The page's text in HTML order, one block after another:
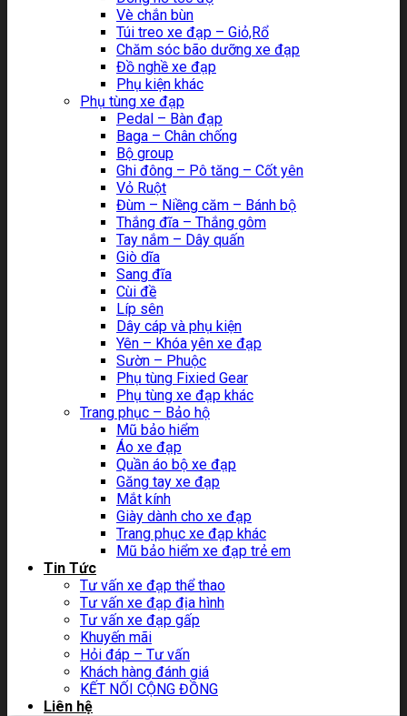
Vè chắn bùn
Túi treo xe đạp – Giỏ,Rổ
Chăm sóc bão dưỡng xe đạp
Đồ nghề xe đạp
Phụ kiện khác
Phụ tùng xe đạp
Pedal – Bàn đạp
Baga – Chân chống
Bộ group
Ghi đông – Pô tăng – Cốt yên
Vỏ Ruột
Đùm – Niềng căm – Bánh bộ
Thắng đĩa – Thắng gôm
Tay nắm – Dây quấn
Giò dĩa
Sang đĩa
Cùi đề
Líp sên
Dây cáp và phụ kiện
Yên – Khóa yên xe đạp
Sườn – Phuộc
Phụ tùng Fixied Gear
Phụ tùng xe đạp khác
Trang phục – Bảo hộ
Mũ bảo hiểm
Áo xe đạp
Quần áo bộ xe đạp
Găng tay xe đạp
Mắt kính
Giày dành cho xe đạp
Trang phục xe đạp khác
Mũ bảo hiểm xe đạp trẻ em
Tin Tức
Tư vấn xe đạp thể thao
Tư vấn xe đạp địa hình
Tư vấn xe đạp gấp
Khuyến mãi
Hỏi đáp – Tư vấn
Khách hàng đánh giá
KẾT NỐI CỘNG ĐỒNG
Liên hệ